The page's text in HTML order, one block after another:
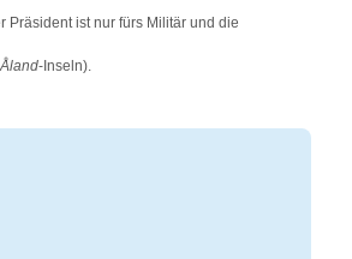
Präsident ist nur fürs Militär und die
Åland-Inseln).